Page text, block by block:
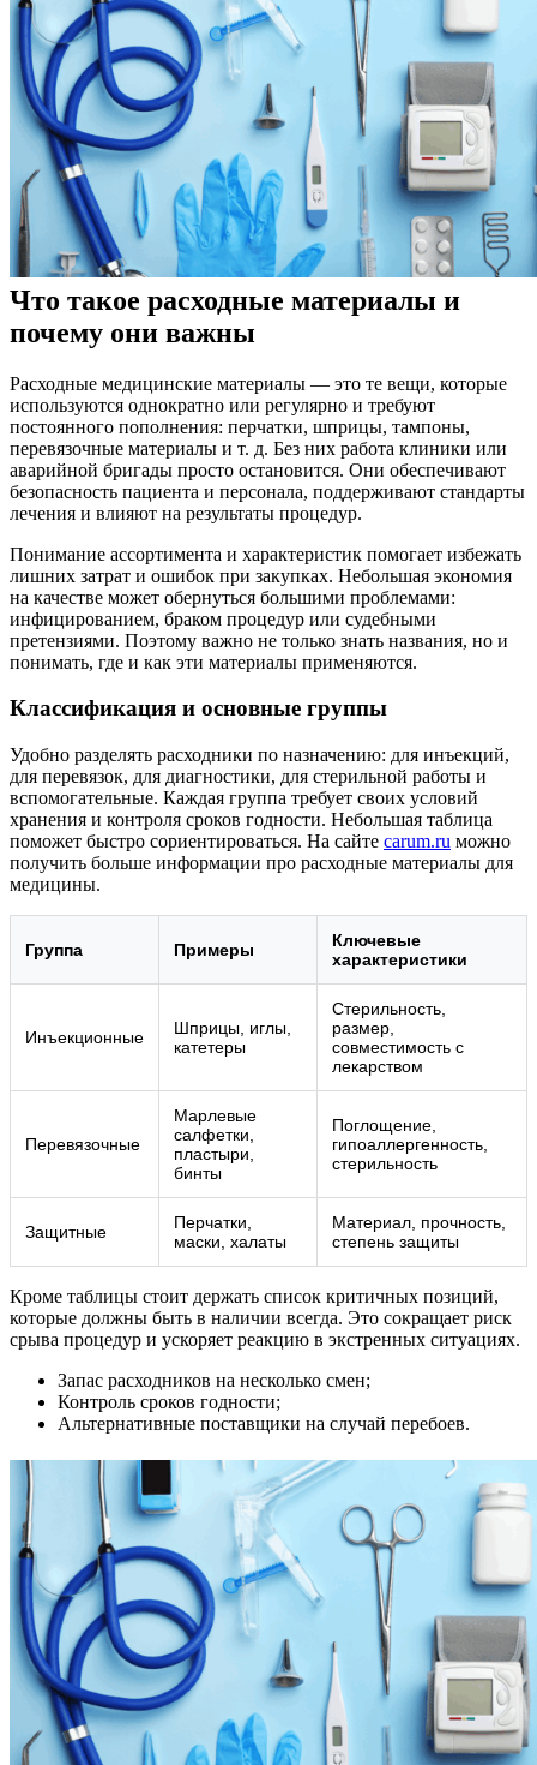
Что такое расходные материалы и
почему они важны
Расходные медицинские материалы — это те вещи, которые
используются однократно или регулярно и требуют
постоянного пополнения: перчатки, шприцы, тампоны,
перевязочные материалы и т. д. Без них работа клиники или
аварийной бригады просто остановится. Они обеспечивают
безопасность пациента и персонала, поддерживают стандарты
лечения и влияют на результаты процедур.
Понимание ассортимента и характеристик помогает избежать
лишних затрат и ошибок при закупках. Небольшая экономия
на качестве может обернуться большими проблемами:
инфицированием, браком процедур или судебными
претензиями. Поэтому важно не только знать названия, но и
понимать, где и как эти материалы применяются.
Классификация и основные группы
Удобно разделять расходники по назначению: для инъекций,
для перевязок, для диагностики, для стерильной работы и
вспомогательные. Каждая группа требует своих условий
хранения и контроля сроков годности. Небольшая таблица
поможет быстро сориентироваться. На сайте carum.ru можно
получить больше информации про расходные материалы для
медицины.
Группа Примеры
Ключевые
характеристики
Инъекционные
Шприцы, иглы,
катетеры
Стерильность,
размер,
совместимость с
лекарством
Перевязочные
Марлевые
салфетки,
пластыри,
бинты
Поглощение,
гипоаллергенность,
стерильность
Защитные
Перчатки,
маски, халаты
Материал, прочность,
степень защиты
Кроме таблицы стоит держать список критичных позиций,
которые должны быть в наличии всегда. Это сокращает риск
срыва процедур и ускоряет реакцию в экстренных ситуациях.
Запас расходников на несколько смен;
Контроль сроков годности;
Альтернативные поставщики на случай перебоев.